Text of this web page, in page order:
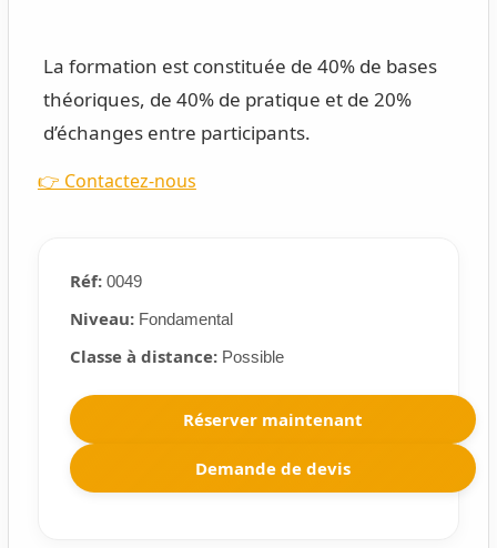
La formation est constituée de 40% de bases
théoriques, de 40% de pratique et de 20%
d’échanges entre participants.
👉 Contactez-nous
Réf:0049
Niveau:Fondamental
Classe à distance:Possible
Réserver maintenant
Demande de devis